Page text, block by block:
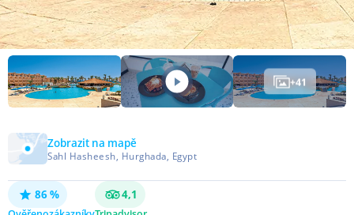
+41
Zobrazit na mapě
Sahl Hasheesh, Hurghada, Egypt
86 % 4,1